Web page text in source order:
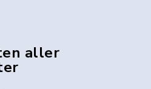
aller